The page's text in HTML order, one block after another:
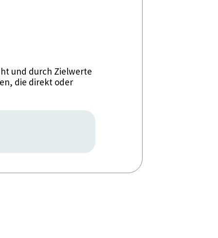
und durch Zielwerte
die direkt oder